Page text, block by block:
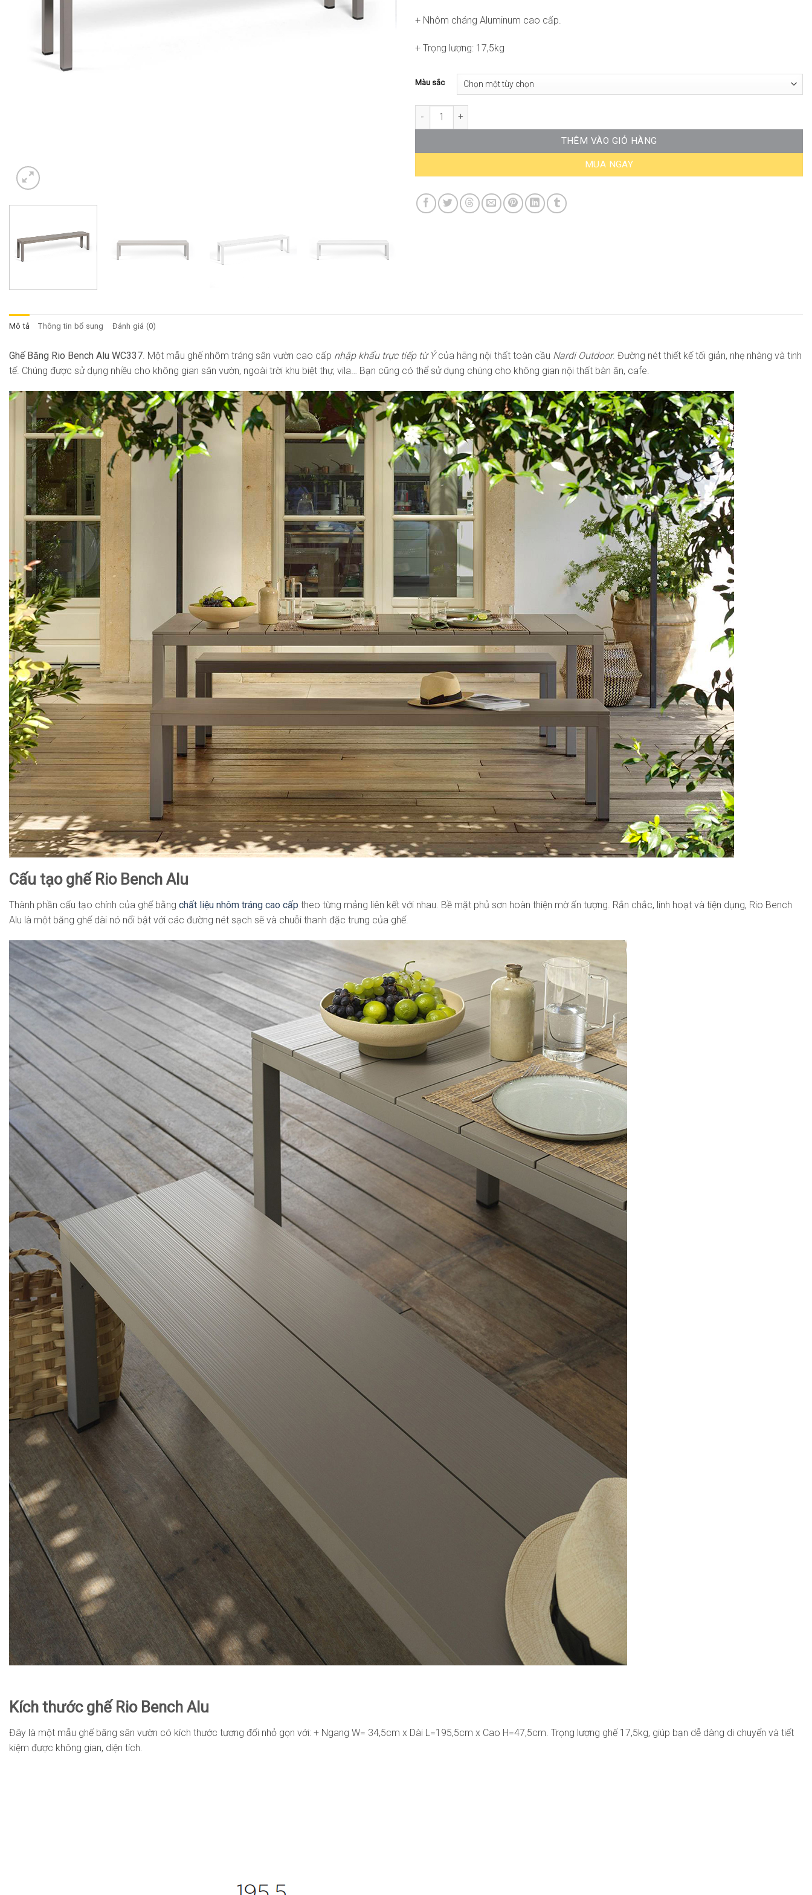
+ Nhôm cháng Aluminum cao cấp.
+ Trọng lượng: 17,5kg
Màu sắc
Ghế Băng Rio Bench Alu ND-WC337 số lượng
THÊM VÀO GIỎ HÀNG
MUA NGAY
Mô tả Thông tin bổ sung Đánh giá (0)
Ghế Băng Rio Bench Alu WC337. Một mẫu ghế nhôm tráng sân vườn cao cấp nhập khẩu trực tiếp từ Ýcủa hãng nội thất toàn cầu Nardi Outdoor. Đường nét thiết kế tối giản, nhẹ nhàng và tinh
tế. Chúng được sử dụng nhiều cho không gian sân vườn, ngoài trời khu biệt thự, vila… Bạn cũng có thể sử dụng chúng cho không gian nội thất bàn ăn, cafe.
Cấu tạo ghế Rio Bench Alu
Thành phần cấu tạo chính của ghế bằng chất liệu nhôm tráng cao cấp theo từng mảng liên kết với nhau. Bề mặt phủ sơn hoàn thiện mờ ấn tượng. Rắn chắc, linh hoạt và tiện dụng, Rio Bench
Alu là một băng ghế dài nó nổi bật với các đường nét sạch sẽ và chuỗi thanh đặc trưng của ghế.
Kích thước ghế Rio Bench Alu
Đây là một mẫu ghế băng sân vườn có kích thước tương đối nhỏ gọn với: + Ngang W= 34,5cm x Dài L=195,5cm x Cao H=47,5cm. Trọng lượng ghế 17,5kg, giúp bạn dễ dàng di chuyển và tiết
kiệm được không gian, diện tích.